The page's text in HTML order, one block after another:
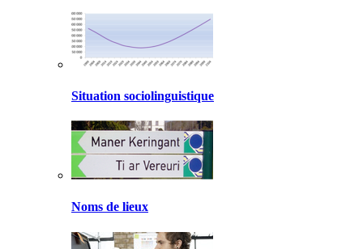
Situation sociolinguistique
Noms de lieux